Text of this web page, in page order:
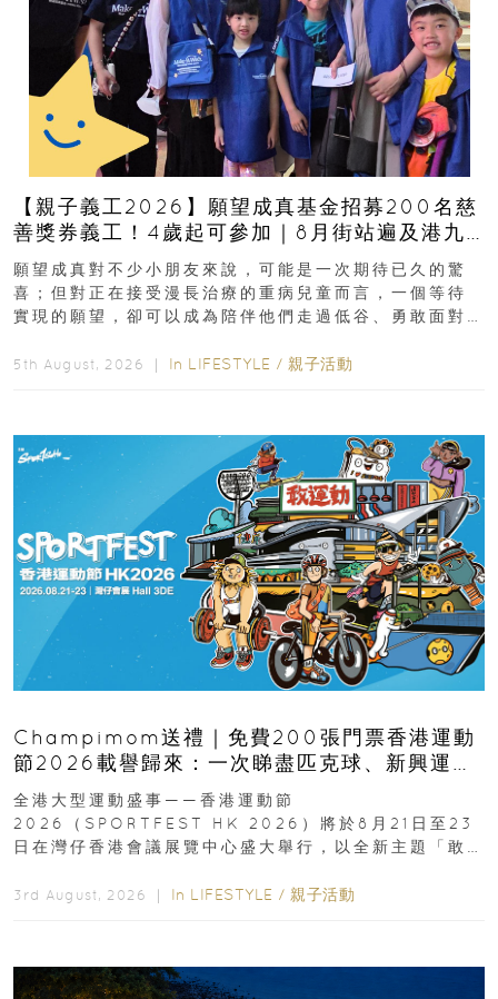
【親子義工2026】願望成真基金招募200名慈
善獎券義工！4歲起可參加｜8月街站遍及港九
新界
願望成真對不少小朋友來說，可能是一次期待已久的驚
喜；但對正在接受漫長治療的重病兒童而言，一個等待
實現的願望，卻可以成為陪伴他們走過低谷、勇敢面對
5th August, 2026 ｜ In LIFESTYLE / 親子活動
Champimom送禮｜免費200張門票香港運動
節2026載譽歸來：一次睇盡匹克球、新興運
動、街舞比賽＋逾百運動品牌展覽
全港大型運動盛事——香港運動節
2026（SPORTFEST HK 2026）將於8月21日至23
日在灣仔香港會議展覽中心盛大舉行，以全新主題「敢
3rd August, 2026 ｜ In LIFESTYLE / 親子活動